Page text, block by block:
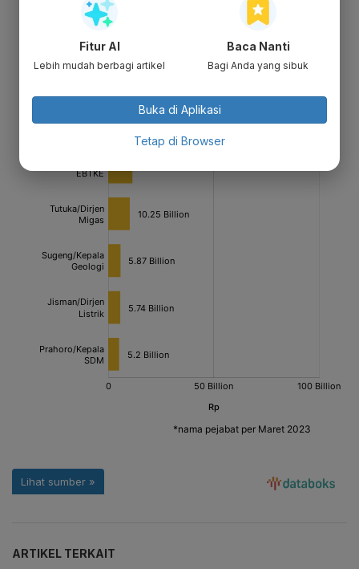
ARTIKEL TERKAIT
Fitur AI
Lebih mudah berbagi artikel
Baca Nanti
Bagi Anda yang sibuk
Buka di Aplikasi
Tetap di Browser